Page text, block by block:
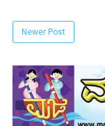
Newer Post